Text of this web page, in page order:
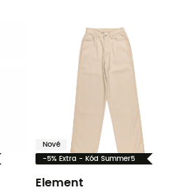
Nové
-5% Extra - Kód Summer5
Element